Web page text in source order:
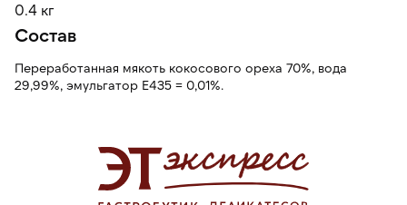
0.4 кг
Состав
Переработанная мякоть кокосового ореха 70%, вода
29,99%, эмульгатор Е435 = 0,01%.